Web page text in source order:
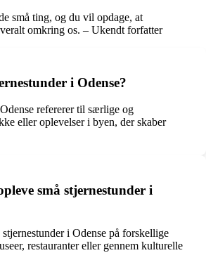
små ting, og du vil opdage, at
omkring os. – Ukendt forfatter
i Odense?
refererer til særlige og
eller oplevelser i byen, der skaber
små stjernestunder i
i Odense på forskellige
restauranter eller gennem kulturelle